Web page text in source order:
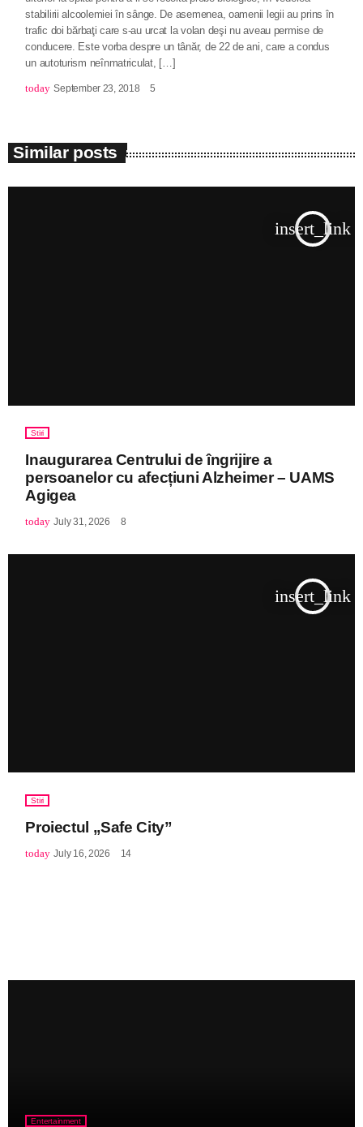
stabilirii alcoolemiei în sânge. De asemenea, oamenii legii au prins în
trafic doi bărbaţi care s-au urcat la volan deşi nu aveau permise de
conducere. Este vorba despre un tânăr, de 22 de ani, care a condus
un autoturism neînmatriculat, […]
today September 23, 2018 5
Similar posts
insert_link
Stiri
Inaugurarea Centrului de îngrijire a
persoanelor cu afecțiuni Alzheimer – UAMS
Agigea
today July 31, 2026 8
insert_link
Stiri
Proiectul „Safe City”
today July 16, 2026 14
Entertainment